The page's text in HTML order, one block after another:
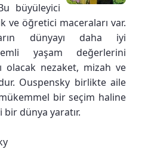
büyüleyici
ve öğretici maceraları var.
dünyayı daha iyi
yaşam değerlerini
olacak nezaket, mizah ve
Ouspensky birlikte aile
bir seçim haline
dünya yaratır.